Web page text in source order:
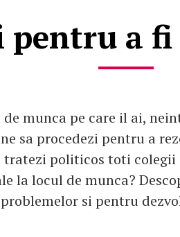
pentru a fi
munca pe care il ai,
sa procedezi pentru a
politicos toti colegii
la locul de munca?
si pentru